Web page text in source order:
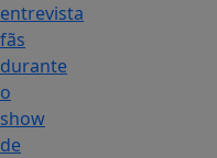
entrevista
fãs
durante
o
show
de